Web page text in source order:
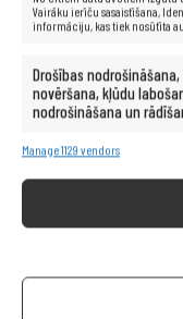
Vairāku ierīču sasaistīšana,
informāciju, kas tiek nosūtīta
Drošības
novēršana, kļūdu
nodrošināšana un
Manage 1129 vendors